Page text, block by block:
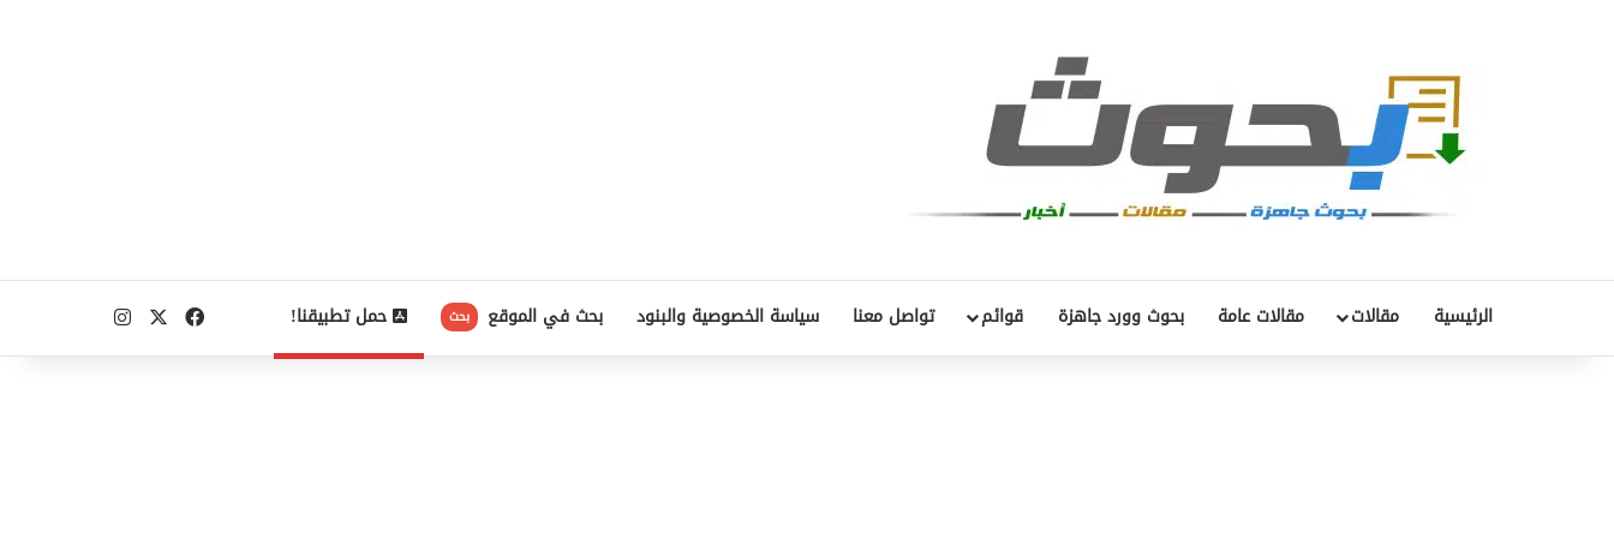
الرئيسية مقالات مقالات عامة بحوث وورد جاهزة قوائم تواصل معنا سياسة الخصوصية والبنود بحث في الموقع بحث حمل تطبيقنا! فيسبوكانستقرام